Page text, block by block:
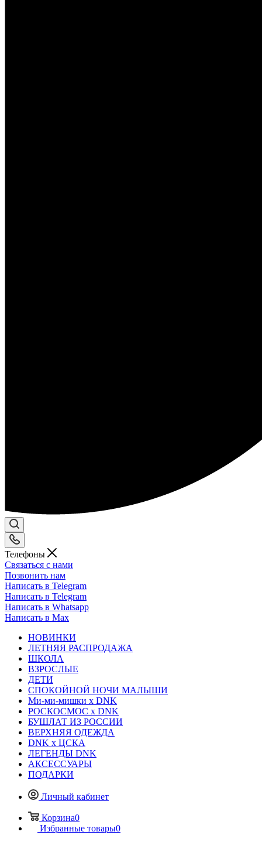
Телефоны
Связаться с нами
Позвонить нам
Написать в Telegram
Написать в Telegram
Написать в Whatsapp
Написать в Max
НОВИНКИ
ЛЕТНЯЯ РАСПРОДАЖА
ШКОЛА
ВЗРОСЛЫЕ
ДЕТИ
СПОКОЙНОЙ НОЧИ МАЛЫШИ
Ми-ми-мишки x DNK
РОСКОСМОС x DNK
БУШЛАТ ИЗ РОССИИ
ВЕРХНЯЯ ОДЕЖДА
DNK x ЦСКА
ЛЕГЕНДЫ DNK
АКСЕССУАРЫ
ПОДАРКИ
Личный кабинет
Корзина0
Избранные товары0